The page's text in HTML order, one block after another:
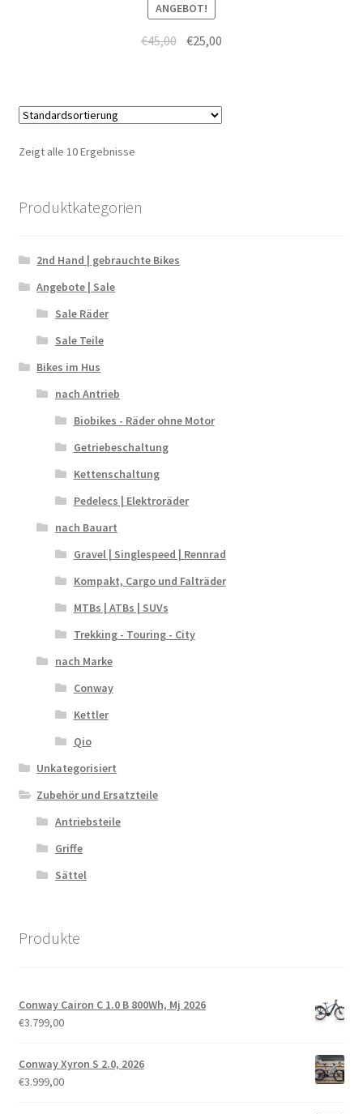
ANGEBOT!
€45,00 €25,00
Zeigt alle 10 Ergebnisse
Produktkategorien
2nd Hand | gebrauchte Bikes
Angebote | Sale
Sale Räder
Sale Teile
Bikes im Hus
nach Antrieb
Biobikes - Räder ohne Motor
Getriebeschaltung
Kettenschaltung
Pedelecs | Elektroräder
nach Bauart
Gravel | Singlespeed | Rennrad
Kompakt, Cargo und Falträder
MTBs | ATBs | SUVs
Trekking - Touring - City
nach Marke
Conway
Kettler
Qio
Unkategorisiert
Zubehör und Ersatzteile
Antriebsteile
Griffe
Sättel
Produkte
Conway Cairon C 1.0 B 800Wh, Mj 2026
€3.799,00
Conway Xyron S 2.0, 2026
€3.999,00